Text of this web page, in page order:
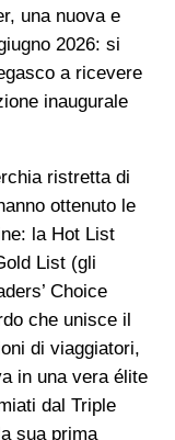
una nuova e
2026: si
a ricevere
inaugurale
ristretta di
ottenuto le
la Hot List
List (gli
Choice
che unisce il
di viaggiatori,
in una vera élite
dal Triple
sua prima